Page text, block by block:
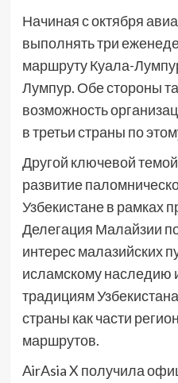
Начиная с октября
выполнять три
маршруту Куала-
Лумпур. Обе стороны
возможность
в третьи страны по
Другой ключевой
развитие
Узбекистане в рамках
Делегация Малайзии
интерес малазийских
исламскому наследию
традициям
страны как части
маршрутов.
AirAsia X получила